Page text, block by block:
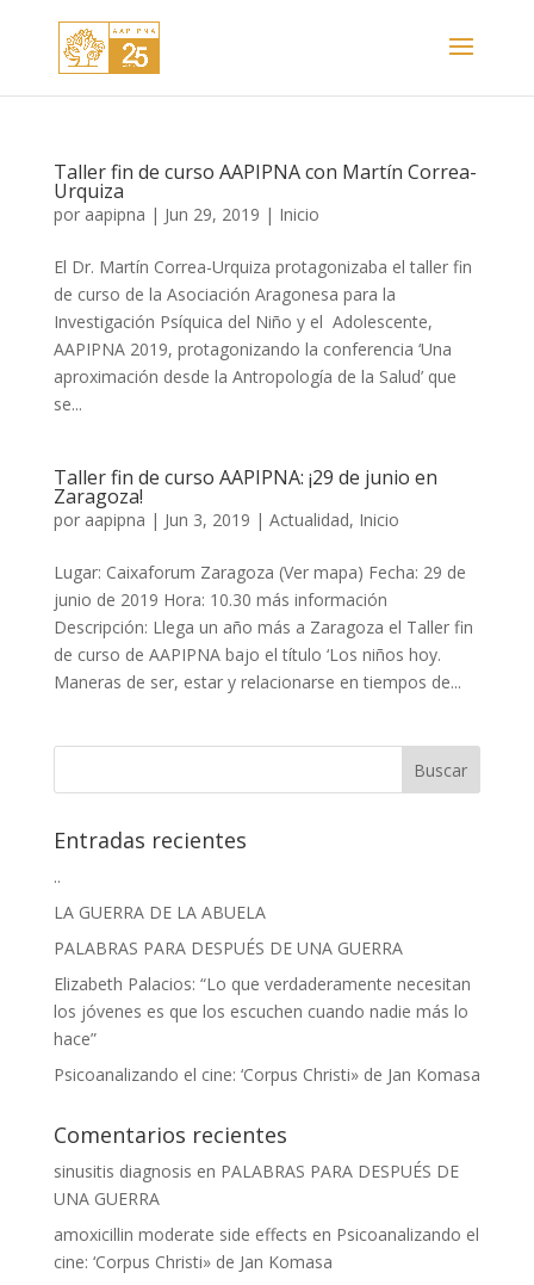
Taller fin de curso AAPIPNA con Martín Correa-
Urquiza
por aapipna | Jun 29, 2019 | Inicio
El Dr. Martín Correa-Urquiza protagonizaba el taller fin
de curso de la Asociación Aragonesa para la
Investigación Psíquica del Niño y el Adolescente,
AAPIPNA 2019, protagonizando la conferencia ‘Una
aproximación desde la Antropología de la Salud’ que
se...
Taller fin de curso AAPIPNA: ¡29 de junio en
Zaragoza!
por aapipna | Jun 3, 2019 | Actualidad, Inicio
Lugar: Caixaforum Zaragoza (Ver mapa) Fecha: 29 de
junio de 2019 Hora: 10.30 más información
Descripción: Llega un año más a Zaragoza el Taller fin
de curso de AAPIPNA bajo el título ‘Los niños hoy.
Maneras de ser, estar y relacionarse en tiempos de...
Entradas recientes
..
LA GUERRA DE LA ABUELA
PALABRAS PARA DESPUÉS DE UNA GUERRA
Elizabeth Palacios: “Lo que verdaderamente necesitan
los jóvenes es que los escuchen cuando nadie más lo
hace”
Psicoanalizando el cine: ‘Corpus Christi» de Jan Komasa
Comentarios recientes
sinusitis diagnosis en PALABRAS PARA DESPUÉS DE
UNA GUERRA
amoxicillin moderate side effects en Psicoanalizando el
cine: ‘Corpus Christi» de Jan Komasa